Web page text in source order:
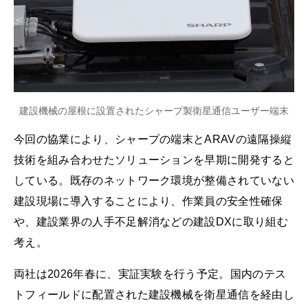
建設機械の屋根に設置されたシャープ製衛星通信ユーザー端末
今回の協業により、シャープの端末とARAVの遠隔操縦
技術を組み合わせたソリューションを早期に開発すると
している。既存のネットワーク環境が整備されていない
建設現場に導入することにより、作業員の安全性確保
や、建設業界の人手不足解消などの建設DXに取り組む
考え。
両社は2026年春に、実証実験を行う予定。国内のテス
トフィールドに配置された建設機械を衛星通信を経由し